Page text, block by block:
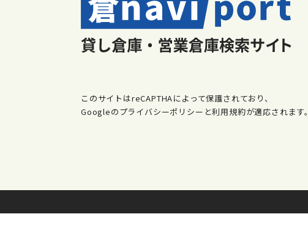
このサイトはreCAPTHAによって保護されており、
Googleのプライバシーポリシーと利用規約が適応されます。